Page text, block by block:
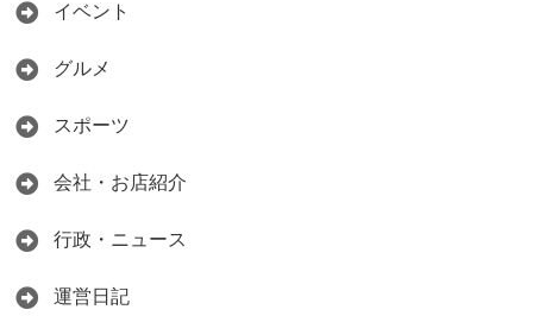
イベント
グルメ
スポーツ
会社・お店紹介
行政・ニュース
運営日記